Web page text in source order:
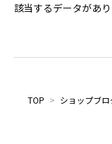
該当するデータがあ
TOP > ショップブロ